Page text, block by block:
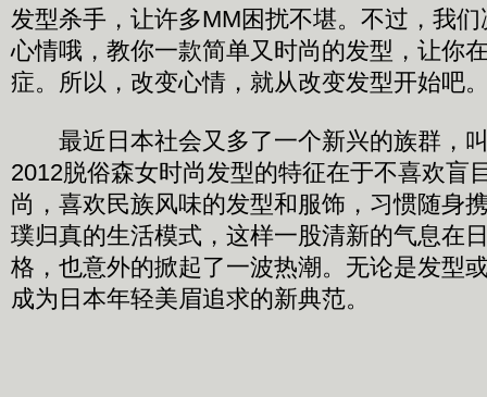
发型杀手，让许多MM困扰不堪。不过，我
心情哦，教你一款简单又时尚的发型，让你
症。所以，改变心情，就从改变发型开始吧
最近日本社会又多了一个新兴的族群，叫
2012脱俗森女时尚发型的特征在于不喜欢盲
尚，喜欢民族风味的发型和服饰，习惯随身
璞归真的生活模式，这样一股清新的气息在
格，也意外的掀起了一波热潮。无论是发型
成为日本年轻美眉追求的新典范。